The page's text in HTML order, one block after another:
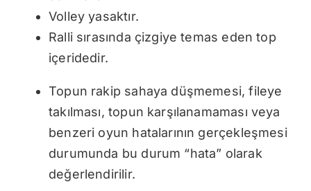
Volley yasaktır.
Ralli sırasında çizgiye temas eden top
içeridedir.
Topun rakip sahaya düşmemesi, fileye
takılması, topun karşılanamaması veya
benzeri oyun hatalarının gerçekleşmesi
durumunda bu durum “hata” olarak
değerlendirilir.